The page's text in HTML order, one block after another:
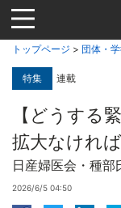
Jump
to
navigation
トップページ > 団体・
特集 連載
【どうする
拡大なけれ
日産婦医会・種部
2026/6/5 04:50